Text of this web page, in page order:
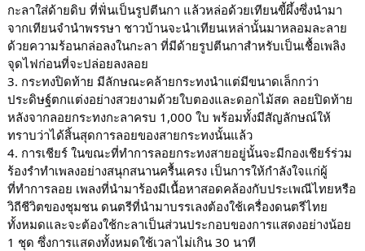
กะลาใส่ด้ายดิบ ที่ฟั่นเป็นรูปตีนกา แล้วหล่อด้วยเทียนขี้ผึ้งซึ่งนำมา
จากเทียนจำนำพรรษา ชาวบ้านจะนำเทียนเหล่านั้นมาหลอมละลาย
ด้วยความร้อนกล่อลงในกะลา ที่มีด้ายรูปตีนกาสำหรับเป็นเชื้อเพลิง
จุดไฟก่อนที่จะปล่อยลงลอย
3. กระทงปิดท้าย มีลักษณะคล้ายกระทงนำแต่มีขนาดเล็กกว่า
ประดิษฐ์ตกแต่งอย่างสวยงามด้วยใบตองและดอกไม้สด ลอยปิดท้าย
หลังจากลอยกระทงกะลาครบ 1,000 ใบ พร้อมทั้งมีสัญลักษณ์ให้
ทราบว่าได้สิ้นสุดการลอยของสายกระทงนั้นแล้ว
4. การเชียร์ ในขณะที่ทำการลอยกระทงสายอยู่นั้นจะมีกองเชียร์ร่วม
ร้องรำทำเพลงอย่างสนุกสนานครื้นเครง เป็นการให้กำลังใจแก่ผู้
ที่ทำการลอย เพลงที่นำมาร้องมีเนื้อหาสอดคล้องกับประเพณีไทยหรือ
วิถีชีวิตของชุมชน ดนตรีที่นำมาบรรเลงต้องใช้เครื่องดนตรีไทย
ทั้งหมดและจะต้องใช้กะลาเป็นส่วนประกอบของการแสดงอย่างน้อย
1 ชุด ซึ่งการแสดงทั้งหมดใช้เวลาไม่เกิน 30 นาที